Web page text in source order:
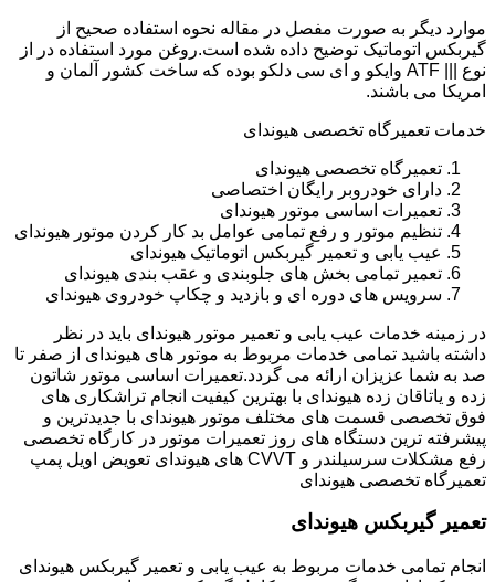
موارد دیگر به صورت مفصل در مقاله نحوه استفاده صحیح از
گیربکس اتوماتیک توضیح داده شده است.روغن مورد استفاده در از
نوع ||| ATF وایکو و ای سی دلکو بوده که ساخت کشور آلمان و
امریکا می باشند.
خدمات تعمیرگاه تخصصی هیوندای
تعمیرگاه تخصصی هیوندای
دارای خودروبر رایگان اختصاصی
تعمیرات اساسی موتور هیوندای
تنظیم موتور و رفع تمامی عوامل بد کار کردن موتور هیوندای
عیب یابی و تعمیر گیربکس اتوماتیک هیوندای
تعمیر تمامی بخش های جلوبندی و عقب بندی هیوندای
سرویس های دوره ای و بازدید و چکاپ خودروی هیوندای
در زمینه خدمات عیب یابی و تعمیر موتور هیوندای باید در نظر
داشته باشید تمامی خدمات مربوط به موتور های هیوندای از صفر تا
صد به شما عزیزان ارائه می گردد.تعمیرات اساسی موتور شاتون
زده و یاتاقان زده هیوندای با بهترین کیفیت انجام تراشکاری های
فوق تخصصی قسمت های مختلف موتور هیوندای با جدیدترین و
پیشرفته ترین دستگاه های روز تعمیرات موتور در کارگاه تخصصی
رفع مشکلات سرسیلندر و CVVT های هیوندای تعویض اویل پمپ
تعمیرگاه تخصصی هیوندای
تعمیر گیربکس هیوندای
انجام تمامی خدمات مربوط به عیب یابی و تعمیر گیربکس هیوندای